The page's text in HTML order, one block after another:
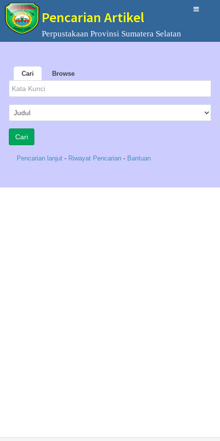
Pencarian Artikel
Perpustakaan Provinsi Sumatera Selatan
Cari Browse
Pencarian lanjut - Riwayat Pencarian - Bantuan